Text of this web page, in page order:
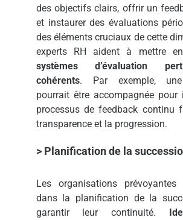
des objectifs clairs, offrir un
et instaurer des évaluations
des éléments cruciaux de cette
experts RH aident à mettre
systèmes d’évaluation
cohérents. Par exemple, une
pourrait être accompagnée pour
processus de feedback continu
transparence et la progression.
> Planification de la
Les organisations prévoyantes
dans la planification de la
garantir leur continuité.